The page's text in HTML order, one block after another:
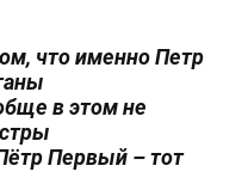
что именно Петр
в этом не
Первый – тот